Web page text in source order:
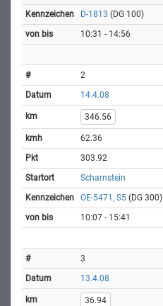
D-1813 (DG 100)
10:31 - 14:56
2
14.4.08
346.56
62.36
303.92
Scharnstein
OE-5471, S5 (DG 300)
10:07 - 15:41
3
13.4.08
36.94